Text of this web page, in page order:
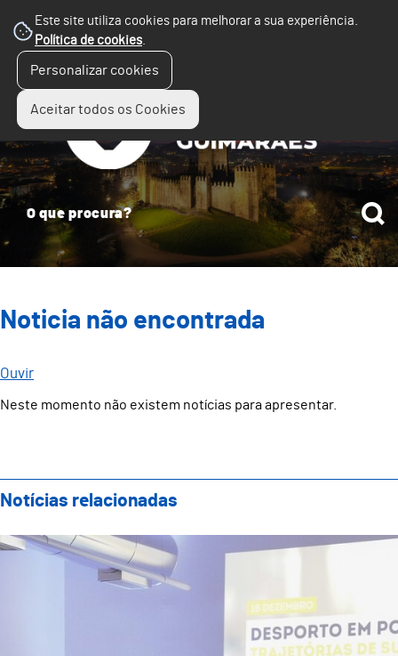
Este site utiliza cookies para melhorar a sua experiência.
Política de cookies.
Personalizar cookies
Aceitar todos os Cookies
Noticia não encontrada
Ouvir
Neste momento não existem notícias para apresentar.
Notícias relacionadas
Escola Superior de Desporto, Bem-Estar e